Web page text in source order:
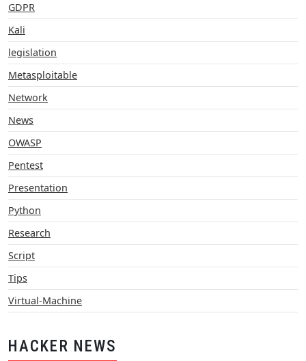
GDPR
Kali
legislation
Metasploitable
Network
News
OWASP
Pentest
Presentation
Python
Research
Script
Tips
Virtual-Machine
HACKER NEWS
Improving Heuristics for A* Pathfinding